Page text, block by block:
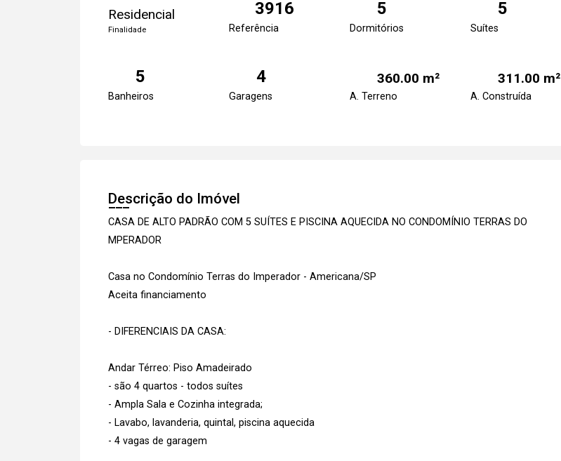
Residencial
Finalidade
3916
Referência
5
Dormitórios
5
Suítes
5
Banheiros
4
Garagens
360.00 m²
A. Terreno
311.00 m²
A. Construída
Descrição do Imóvel
CASA DE ALTO PADRÃO COM 5 SUÍTES E PISCINA AQUECIDA NO CONDOMÍNIO TERRAS DO
MPERADOR
Casa no Condomínio Terras do Imperador - Americana/SP
Aceita financiamento
- DIFERENCIAIS DA CASA:
Andar Térreo: Piso Amadeirado
- são 4 quartos - todos suítes
- Ampla Sala e Cozinha integrada;
- Lavabo, lavanderia, quintal, piscina aquecida
- 4 vagas de garagem